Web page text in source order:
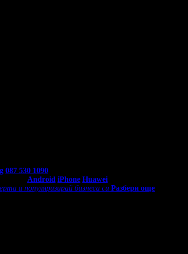
087 530 1090
Android iPhone Huawei
и популяризирай бизнеса си Разбери още